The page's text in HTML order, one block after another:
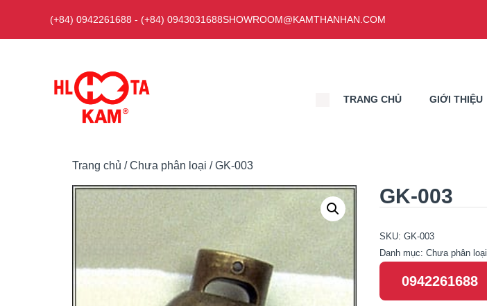
nội
(+84) 0942261688 - (+84) 0943031688SHOWROOM@KAMTHANHAN.COM
TRANG CHỦ GIỚI THIỆU
Trang chủ /Chưa phân loại / GK-003
GK-003
SKU: GK-003
Danh mục: Chưa phân loại
0942261688